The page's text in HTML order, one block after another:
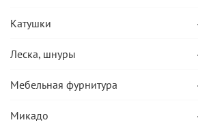
Катушки
Леска, шнуры
Мебельная фурнитура
Микадо